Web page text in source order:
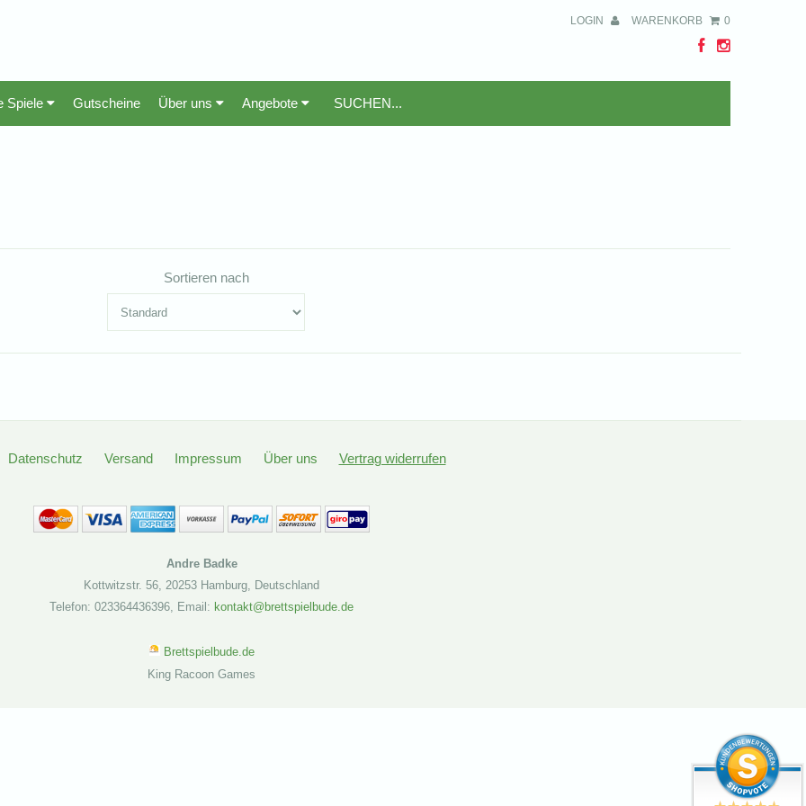
LOGIN WARENKORB 0
Spiele Gutscheine Über uns Angebote
Sortieren nach
Datenschutz Versand Impressum Über uns Vertrag widerrufen
Andre Badke
Kottwitzstr. 56, 20253 Hamburg, Deutschland
Telefon: 023364436396, Email: kontakt@brettspielbude.de
Brettspielbude.de
King Racoon Games